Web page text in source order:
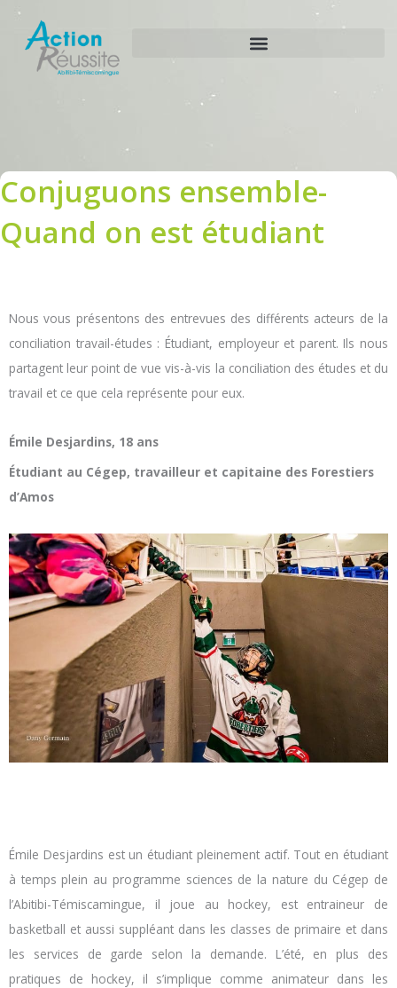
Aller
contenu
Conjuguons ensemble-
Quand on est étudiant
Nous vous présentons des entrevues des différents acteurs de la
conciliation travail-études : Étudiant, employeur et parent. Ils nous
partagent leur point de vue vis-à-vis la conciliation des études et du
travail et ce que cela représente pour eux.
Émile Desjardins, 18 ans
Étudiant au Cégep, travailleur et capitaine des Forestiers
d’Amos
Émile Desjardins est un étudiant pleinement actif. Tout en étudiant
à temps plein au programme sciences de la nature du Cégep de
l’Abitibi-Témiscamingue, il joue au hockey, est entraineur de
basketball et aussi suppléant dans les classes de primaire et dans
les services de garde selon la demande. L’été, en plus des
pratiques de hockey, il s’implique comme animateur dans les